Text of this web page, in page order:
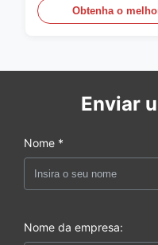
Aço Inoxidável 316L
Obtenha o
Enviar
Nome *
Nome da empresa: